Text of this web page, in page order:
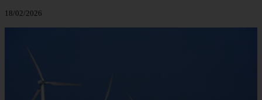
18/02/2026